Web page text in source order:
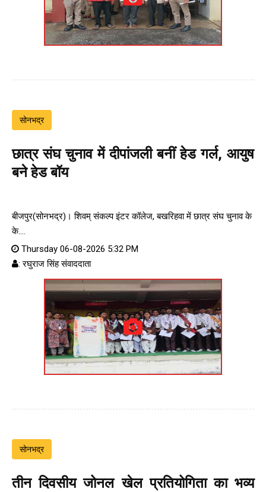
सोनभद्र
छात्र संघ चुनाव में दीपांजली बनीं हेड गर्ल, आयुष
बने हेड बॉय
बीजपुर(सोनभद्र)। शिवम् संकल्प इंटर कॉलेज, बखरिहवा में छात्र संघ चुनाव के
के....
Thursday 06-08-2026 5:32 PM
: रघुराज सिंह संवाददाता
सोनभद्र
तीन दिवसीय जोनल खेल प्रतियोगिता का भव्य